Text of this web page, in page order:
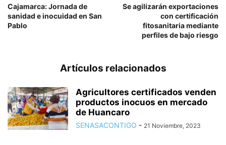
Cajamarca: Jornada de
sanidad e inocuidad en San
Pablo
Se agilizarán exportaciones
con certificación
fitosanitaria mediante
perfiles de bajo riesgo
Artículos relacionados
Agricultores certificados venden
productos inocuos en mercado
de Huancaro
SENASACONTIGO - 21 Noviembre, 2023